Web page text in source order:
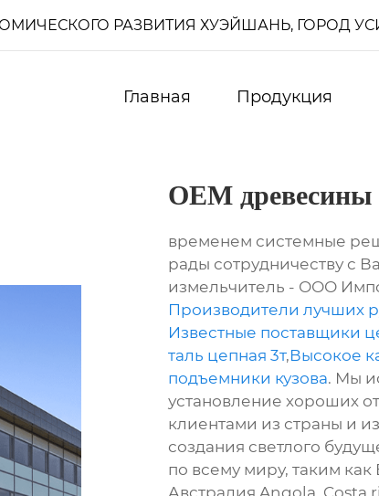
РАЗВИТИЯ ХУЭЙШАНЬ, ГОРОД
Главная Продукция
OEM древесины
временем системные
рады сотрудничеству с
измельчитель - ООО
Производители лучших
Известные поставщики
таль цепная 3т,Высокое
подъемники кузова. Мы
установление хороших
клиентами из страны и
создания светлого
по всему миру, таким